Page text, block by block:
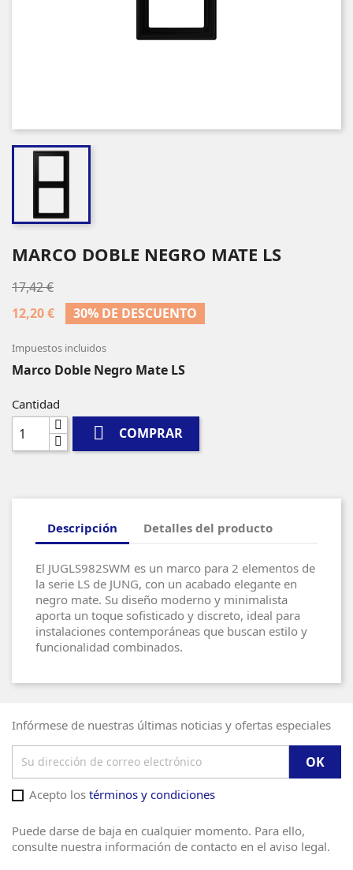
MARCO DOBLE NEGRO MATE LS
17,42 €
12,20 €
30% DE DESCUENTO
Impuestos incluidos
Marco Doble Negro Mate LS
Cantidad
 COMPRAR
Descripción Detalles del producto
El JUGLS982SWM es un marco para 2 elementos de
la serie LS de JUNG, con un acabado elegante en
negro mate. Su diseño moderno y minimalista
aporta un toque sofisticado y discreto, ideal para
instalaciones contemporáneas que buscan estilo y
funcionalidad combinados.
Infórmese de nuestras últimas noticias y ofertas especiales
Acepto los términos y condiciones
Puede darse de baja en cualquier momento. Para ello,
consulte nuestra información de contacto en el aviso legal.